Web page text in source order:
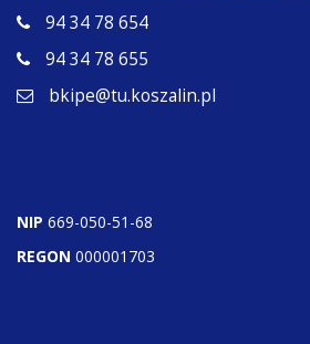
94 34 78 654
94 34 78 655
bkipe@tu.koszalin.pl
NIP 669-050-51-68
REGON 000001703